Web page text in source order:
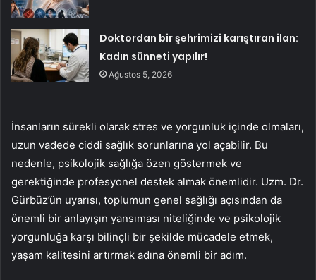
Doktordan bir şehrimizi karıştıran ilan:
Kadın sünneti yapılır!
Ağustos 5, 2026
İnsanların sürekli olarak stres ve yorgunluk içinde olmaları,
uzun vadede ciddi sağlık sorunlarına yol açabilir. Bu
nedenle, psikolojik sağlığa özen göstermek ve
gerektiğinde profesyonel destek almak önemlidir. Uzm. Dr.
Gürbüz’ün uyarısı, toplumun genel sağlığı açısından da
önemli bir anlayışın yansıması niteliğinde ve psikolojik
yorgunluğa karşı bilinçli bir şekilde mücadele etmek,
yaşam kalitesini artırmak adına önemli bir adım.